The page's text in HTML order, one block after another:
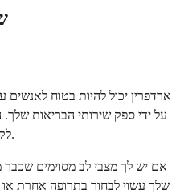
ארדפרין יכול להיות בטוח
על ידי ספק שירותי הבריאות
לקרישי דם מול הסיכון שלך לסיבוכי דימום.
אם יש לך מצבי לב מסוימים שכבר
שלך עשוי לבחור בתרופה אחרת או